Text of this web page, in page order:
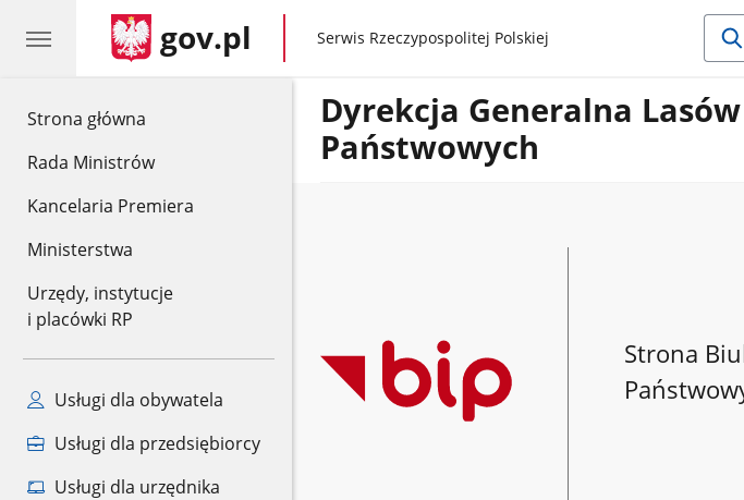
Strona główna
Rada Ministrów
Kancelaria Premiera
Ministerstwa
Urzędy, instytucje
i placówki RP
Usługi dla obywatela
Usługi dla przedsiębiorcy
Usługi dla urzędnika
gov.pl gov.pl
Serwis Rzeczypospolitej Polskiej
Dyrekcja Generalna Lasów
Państwowych
Strona